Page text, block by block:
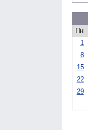
Пн
1
8
15
22
29